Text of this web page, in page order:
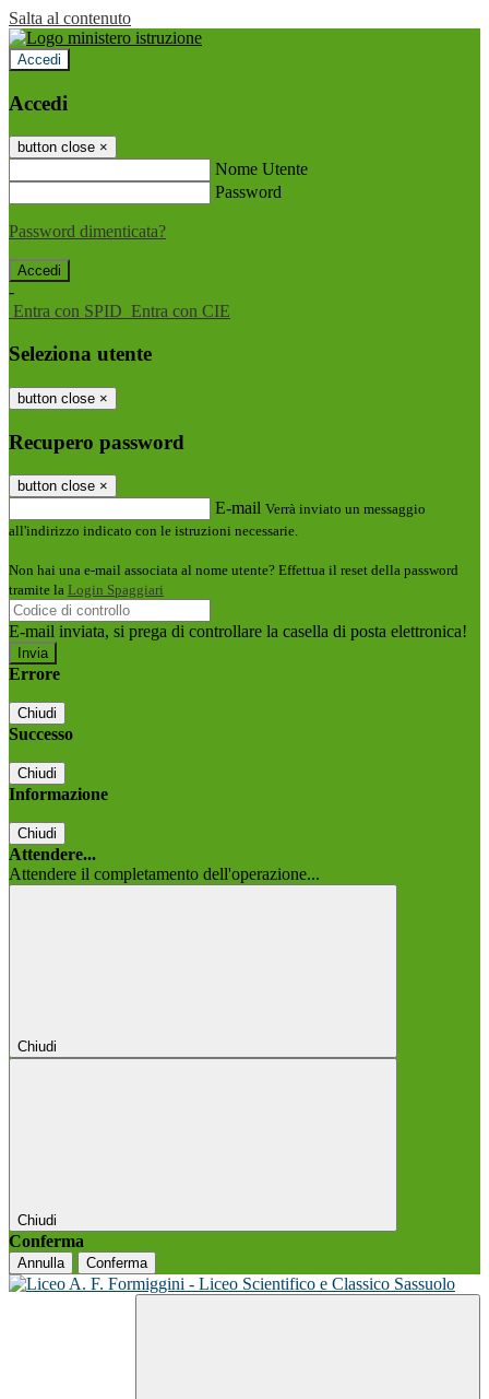
Salta al contenuto
Accedi
Accedi
button close ×
Nome Utente
Password
Password dimenticata?
-
Entra con SPID Entra con CIE
Seleziona utente
button close ×
Recupero password
button close ×
E-mail Verrà inviato un messaggio
all'indirizzo indicato con le istruzioni necessarie.
Non hai una e-mail associata al nome utente? Effettua il reset della password
tramite la Login Spaggiari
E-mail inviata, si prega di controllare la casella di posta elettronica!
Errore
Chiudi
Successo
Chiudi
Informazione
Chiudi
Attendere...
Attendere il completamento dell'operazione...
Chiudi
Chiudi
Conferma
Annulla Conferma